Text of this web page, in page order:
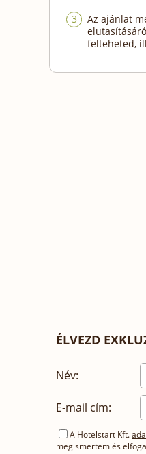
Az ajánlat
felteheted,
ÉLVEZD
Név:
E-mail cím:
A Hotelstart Kft.
megismertem és